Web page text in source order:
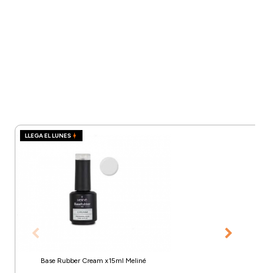
LLEGA EL LUNES
Base Rubber Cream x15ml Meliné